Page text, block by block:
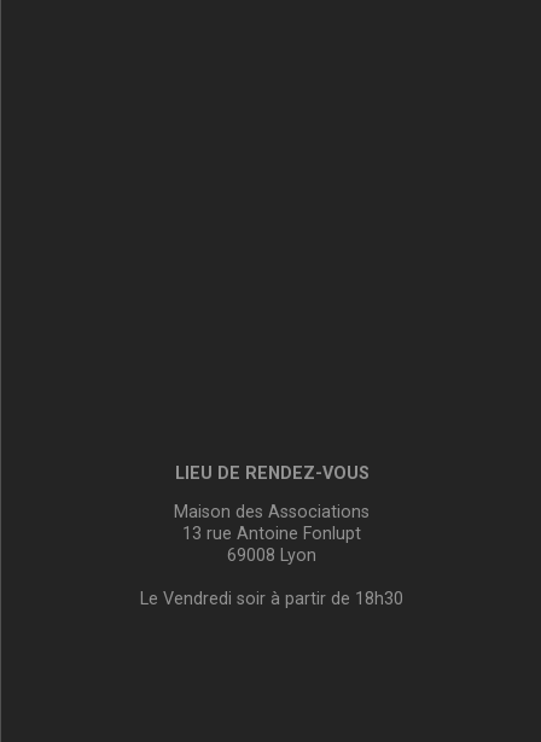
LIEU DE RENDEZ-VOUS
Maison des Associations
13 rue Antoine Fonlupt
69008 Lyon
Le Vendredi soir à partir de 18h30